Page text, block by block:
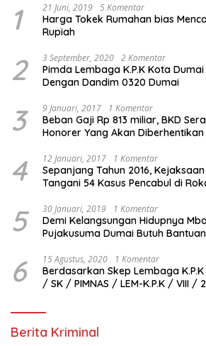
1 21 Juni, 2019 5 Komentar
Harga Tokek Rumahan bias
Rupiah
2 3 September, 2020 2 Komentar
Pimda Lembaga K.P.K Kota
Dengan Dandim 0320 Dumai
3 9 Januari, 2017 1 Komentar
Beban Gaji Rp 813 miliar, BKD
Honorer Yang Akan Diberhentikan
4 12 Januari, 2017 1 Komentar
Sepanjang Tahun 2016, Kejaksaan
Tangani 54 Kasus Pencabul di
5 30 Januari, 2019 1 Komentar
Demi Kelangsungan Hidupnya
Pujakusuma Dumai Butuh
6 15 Agustus, 2020 1 Komentar
Berdasarkan Skep Lembaga K.P.K No : 03.05.01.03 – PD
/ SK / PIMNAS / LEM-K.P.K / VIII /
Berita Kriminal